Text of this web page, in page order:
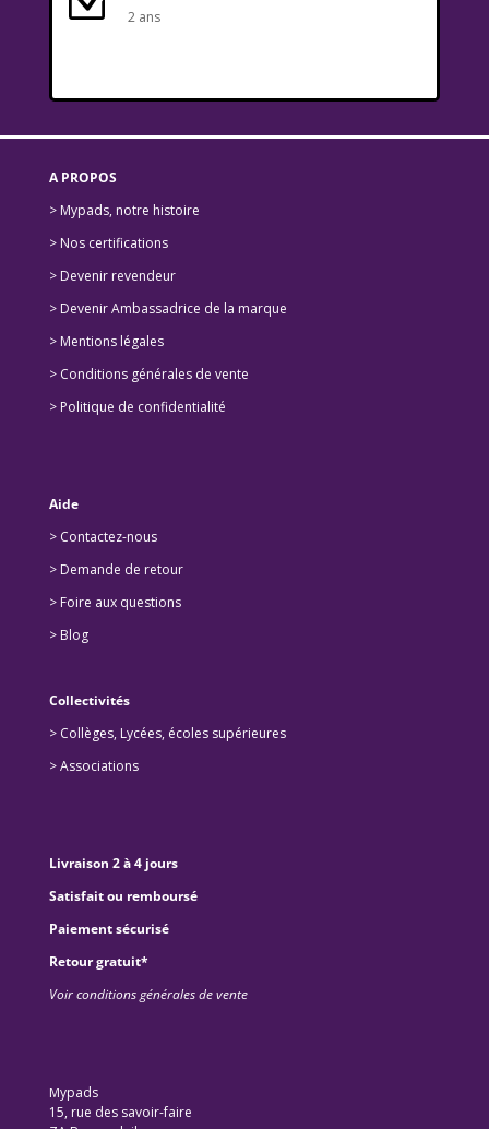
2 ans
A PROPOS
> Mypads, notre histoire
> Nos certifications
> Devenir revendeur
> Devenir Ambassadrice de la marque
> Mentions légales
> Conditions générales de vente
> Politique de confidentialité
Aide
> Contactez-nous
> Demande de retour
> Foire aux questions
> Blog
Collectivités
> Collèges, Lycées, écoles supérieures
>Associations
Livraison 2 à 4 jours
Satisfait ou remboursé
Paiement sécurisé
Retour gratuit*
Voir conditions générales de vente
Mypads
15, rue des savoir-faire